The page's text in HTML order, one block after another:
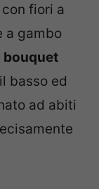
fiori a
a gambo
bouquet
basso ed
ad abiti